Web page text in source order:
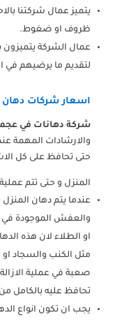
يتميز عمال شركتنا
ظروف او ضغوط.
عمال الشركة يتميزون
لتقديم ما يرضيهم في
اسعار شركات
شركة دهانات في
والارشادات المهمة
حتى تحافظ على كل
المنزل و حتى تتم
عندما يتم دهان
والعفش الموجودة في
او الطلاء لان هذه
مثل الكنب والسجاد
صعبة في عملية
تحافظ عليه بالكامل
يجب ان تكون انواع